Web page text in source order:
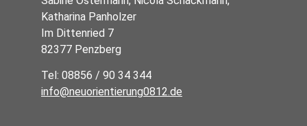
Katharina Panholzer
Im Dittenried 7
82377 Penzberg
Tel: 08856 / 90 34 344
info@neuorientierung0812.de